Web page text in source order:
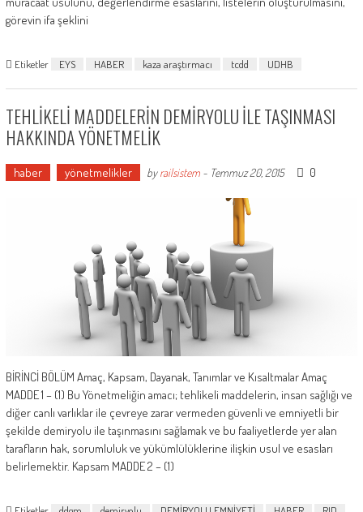
görevin ifa şeklini
Etiketler EYS HABER kaza araştırmacı tcdd UDHB
TEHLİKELİ MADDELERİN DEMİRYOLU İLE TAŞINMASI
HAKKINDA YÖNETMELİK
haber yönetmelikler byrailsistem- Temmuz 20, 2015 0
BİRİNCİ BÖLÜM Amaç, Kapsam, Dayanak, Tanımlar ve Kısaltmalar Amaç
MADDE 1 – (1) Bu Yönetmeliğin amacı; tehlikeli maddelerin, insan sağlığı ve
diğer canlı varlıklar ile çevreye zarar vermeden güvenli ve emniyetli bir
şekilde demiryolu ile taşınmasını sağlamak ve bu faaliyetlerde yer alan
tarafların hak, sorumluluk ve yükümlülüklerine ilişkin usul ve esasları
belirlemektir. Kapsam MADDE 2 – (1)